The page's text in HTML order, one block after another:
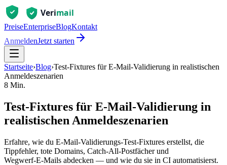
PreiseEnterpriseBlogKontakt
AnmeldenJetzt starten
Startseite›Blog›Test‑Fixtures für E‑Mail‑Validierung in realistischen
Anmeldeszenarien
8 Min.
Test‑Fixtures für E‑Mail‑Validierung in
realistischen Anmeldeszenarien
Erfahre, wie du E‑Mail‑Validierungs‑Test‑Fixtures erstellst, die
Tippfehler, tote Domains, Catch‑All‑Postfächer und
Wegwerf‑E‑Mails abdecken — und wie du sie in CI automatisierst.